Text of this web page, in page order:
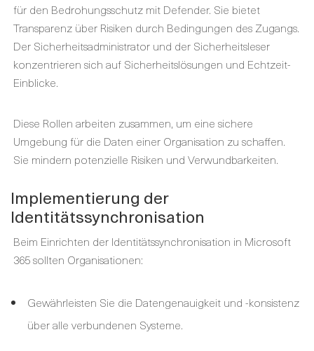
für den Bedrohungsschutz mit Defender. Sie bietet
Transparenz über Risiken durch Bedingungen des Zugangs.
Der Sicherheitsadministrator und der Sicherheitsleser
konzentrieren sich auf Sicherheitslösungen und Echtzeit-
Einblicke.
Diese Rollen arbeiten zusammen, um eine sichere
Umgebung für die Daten einer Organisation zu schaffen.
Sie mindern potenzielle Risiken und Verwundbarkeiten.
Implementierung der
Identitätssynchronisation
Beim Einrichten der Identitätssynchronisation in Microsoft
365 sollten Organisationen:
Gewährleisten Sie die Datengenauigkeit und -konsistenz
über alle verbundenen Systeme.